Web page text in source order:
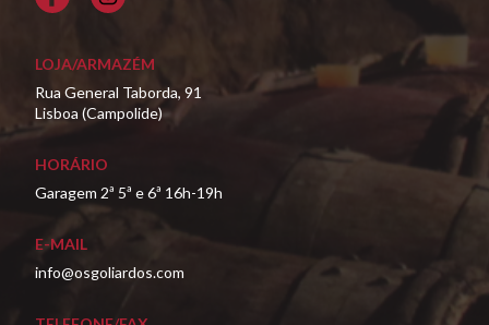
LOJA/ARMAZÉM
Rua General Taborda, 91
Lisboa (Campolide)
HORÁRIO
Garagem 2ª 5ª e 6ª 16h-19h
E-MAIL
info@osgoliardos.com